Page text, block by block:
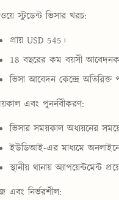
স্টুডেন্ট ভিসার খরচ:
প্রায় USD 545।
18 বছরের কম বয়সী
ভিসা আবেদন কেন্দ্রে অতিরিক্ত
এবং পুনর্নবীকরণ:
ভিসার সময়কাল অধ্যয়নের
ইউডিআই-এর মাধ্যমে
স্থানীয় থানায় অ্যাপয়েন্টমেন্ট
এবং নির্ভরশীল: